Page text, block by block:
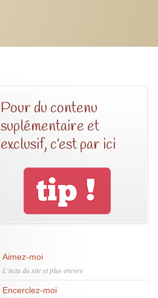
Pour du contenu
suplémentaire et
exclusif, c’est par ici
Aimez-moi
L'actu du site et plus encore
Encerclez-moi